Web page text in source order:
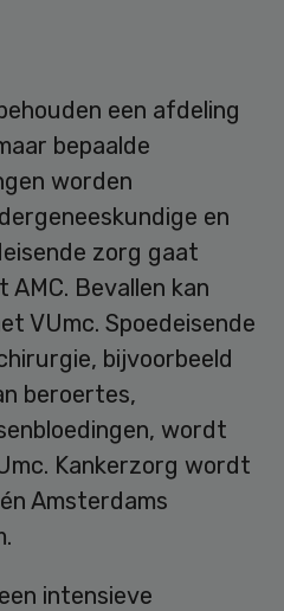
een afdeling
bepaalde
worden
en
zorg gaat
Bevallen kan
VUmc. Spoedeisende
bijvoorbeeld
beroertes,
wordt
Kankerzorg wordt
Amsterdams
intensieve